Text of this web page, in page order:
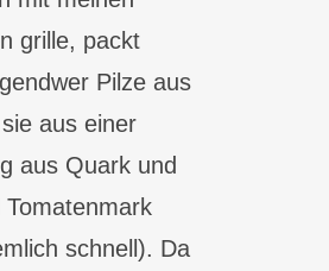
grille, packt
Pilze aus
aus einer
aus Quark und
Tomatenmark
schnell). Da